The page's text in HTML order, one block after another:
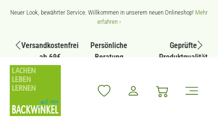
Zum Hauptinhalt springen
Neuer Look, bewährter Service. Willkommen in unserem neuen Onlineshop! Mehr
erfahren ›
Versandkostenfrei
ab 69€
Persönliche
Beratung
Geprüfte
Produktqualität